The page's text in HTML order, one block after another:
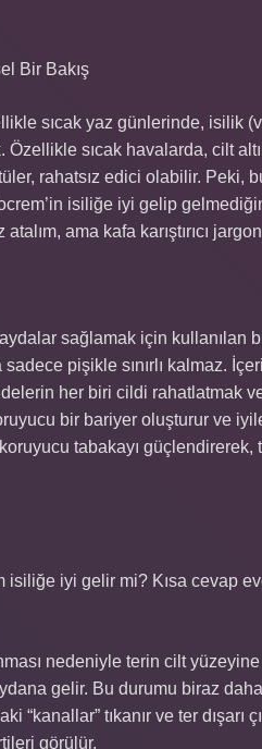
Bir Bakış
sıcak yaz günlerinde, isilik
Özellikle sıcak havalarda, cilt
rahatsız edici olabilir. Peki,
isiliğe iyi gelip
ama kafa karıştırıcı
sağlamak için kullanılan
pişikle sınırlı kalmaz.
her biri cildi rahatlatmak
bir bariyer oluşturur ve
tabakayı güçlendirerek,
isiliğe iyi gelir mi? Kısa cevap
nedeniyle terin cilt
gelir. Bu durumu biraz
“kanallar” tıkanır ve ter dışarı
görülür.